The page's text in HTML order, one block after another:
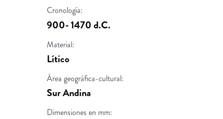
Cronología:
900- 1470 d.C.
Material:
Lítico
Área geográfica-cultural:
Sur Andina
Dimensiones en mm: